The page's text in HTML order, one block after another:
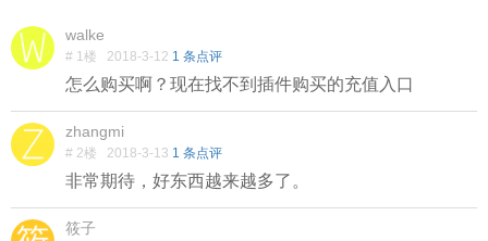
walke
# 1楼 2018-3-12 1 条点评
怎么购买啊？现在找不到插件购买的充值入口
zhangmi
# 2楼 2018-3-13 1 条点评
非常期待，好东西越来越多了。
筱子